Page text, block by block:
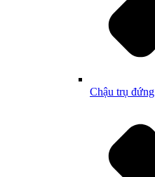
Chậu trụ đứng